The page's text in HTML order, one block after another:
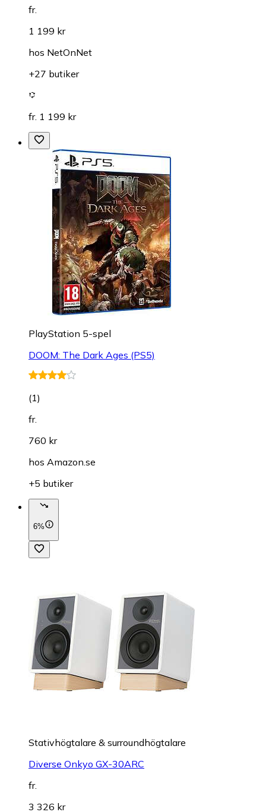
fr.
1 199 kr
hos NetOnNet
+27 butiker
fr. 1 199 kr
PlayStation 5-spel
DOOM: The Dark Ages (PS5)
(1)
fr.
760 kr
hos Amazon.se
+5 butiker
6%
Stativhögtalare & surroundhögtalare
Diverse Onkyo GX-30ARC
fr.
3 326 kr